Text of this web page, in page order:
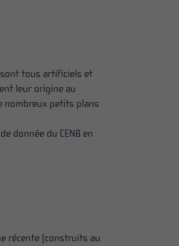
sont tous artificiels et
leur origine au
nombreux petits plans
donnée du CENB en
récente (construits au